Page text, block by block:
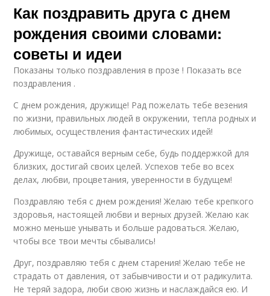
Как поздравить друга с днем
рождения своими словами:
советы и идеи
Показаны только поздравления в прозе ! Показать все
поздравления .
С днем рождения, дружище! Рад пожелать тебе везения
по жизни, правильных людей в окружении, тепла родных и
любимых, осуществления фантастических идей!
Дружище, оставайся верным себе, будь поддержкой для
близких, достигай своих целей. Успехов тебе во всех
делах, любви, процветания, уверенности в будущем!
Поздравляю тебя с днем рождения! Желаю тебе крепкого
здоровья, настоящей любви и верных друзей. Желаю как
можно меньше унывать и больше радоваться. Желаю,
чтобы все твои мечты сбывались!
Друг, поздравляю тебя с днем старения! Желаю тебе не
страдать от давления, от забывчивости и от радикулита.
Не теряй задора, люби свою жизнь и наслаждайся ею. И